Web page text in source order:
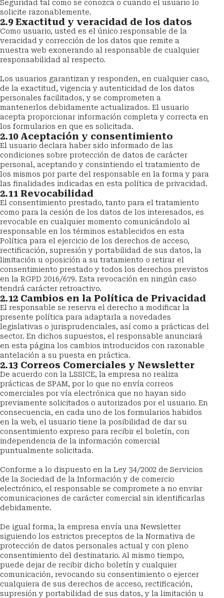
Seguridad tal como se conozca o cuando el usuario lo
solicite razonablemente.
2.9 Exactitud y veracidad de los datos
Como usuario, usted es el único responsable de la
veracidad y corrección de los datos que remite a
nuestra web exonerando al responsable de cualquier
responsabilidad al respecto.
Los usuarios garantizan y responden, en cualquier caso,
de la exactitud, vigencia y autenticidad de los datos
personales facilitados, y se comprometen a
mantenerlos debidamente actualizados. El usuario
acepta proporcionar información completa y correcta en
los formularios en que es solicitada.
2.10 Aceptación y consentimiento
El usuario declara haber sido informado de las
condiciones sobre protección de datos de carácter
personal, aceptando y consintiendo el tratamiento de
los mismos por parte del responsable en la forma y para
las finalidades indicadas en esta política de privacidad.
2.11 Revocabilidad
El consentimiento prestado, tanto para el tratamiento
como para la cesión de los datos de los interesados, es
revocable en cualquier momento comunicándolo al
responsable en los términos establecidos en esta
Política para el ejercicio de los derechos de acceso,
rectificación, supresión y portabilidad de sus datos, la
limitación u oposición a su tratamiento o retirar el
consentimiento prestado y todos los derechos previstos
en la RGPD 2016/679. Esta revocación en ningún caso
tendrá carácter retroactivo.
2.12 Cambios en la Política de Privacidad
El responsable se reserva el derecho a modificar la
presente política para adaptarla a novedades
legislativas o jurisprudenciales, así como a prácticas del
sector. En dichos supuestos, el responsable anunciará
en esta página los cambios introducidos con razonable
antelación a su puesta en práctica.
2.13 Correos Comerciales y Newsletter
De acuerdo con la LSSICE, la empresa no realiza
prácticas de SPAM, por lo que no envía correos
comerciales por vía electrónica que no hayan sido
previamente solicitados o autorizados por el usuario. En
consecuencia, en cada uno de los formularios habidos
en la web, el usuario tiene la posibilidad de dar su
consentimiento expreso para recibir el boletín, con
independencia de la información comercial
puntualmente solicitada.
Conforme a lo dispuesto en la Ley 34/2002 de Servicios
de la Sociedad de la Información y de comercio
electrónico, el responsable se compromete a no enviar
comunicaciones de carácter comercial sin identificarlas
debidamente.
De igual forma, la empresa envía una Newsletter
siguiendo los estrictos preceptos de la Normativa de
protección de datos personales actual y con pleno
consentimiento del destinatario. Al mismo tiempo,
puede dejar de recibir dicho boletín y cualquier
comunicación, revocando su consentimiento o ejercer
cualquiera de sus derechos de acceso, rectificación,
supresión y portabilidad de sus datos, y la limitación u